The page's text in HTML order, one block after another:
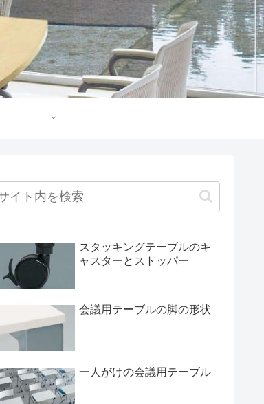
スタッキングテーブルのキ
ャスターとストッパー
会議用テーブルの脚の形状
一人がけの会議用テーブル